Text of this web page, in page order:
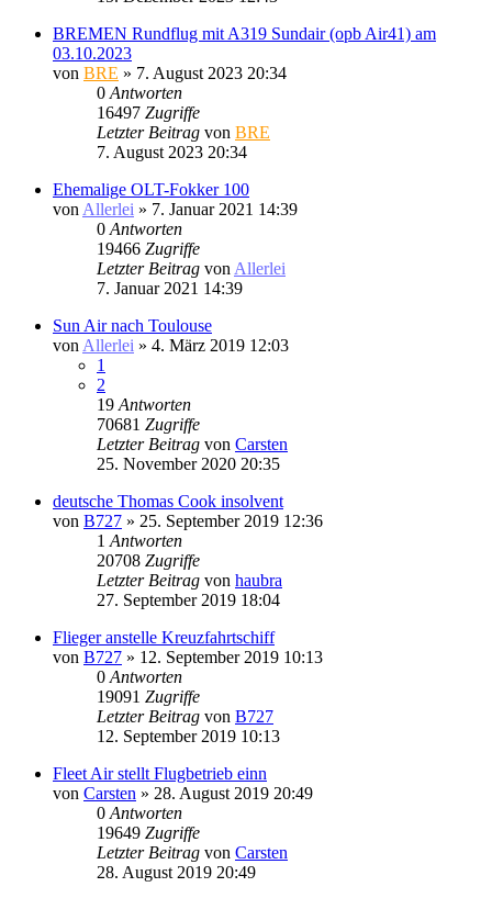
BREMEN Rundflug mit A319 Sundair (opb Air41) am
03.10.2023
von BRE » 7. August 2023 20:34
0 Antworten
16497 Zugriffe
Letzter Beitrag von BRE
7. August 2023 20:34
Ehemalige OLT-Fokker 100
von Allerlei » 7. Januar 2021 14:39
0 Antworten
19466 Zugriffe
Letzter Beitrag von Allerlei
7. Januar 2021 14:39
Sun Air nach Toulouse
von Allerlei » 4. März 2019 12:03
1
2
19 Antworten
70681 Zugriffe
Letzter Beitrag von Carsten
25. November 2020 20:35
deutsche Thomas Cook insolvent
von B727 » 25. September 2019 12:36
1 Antworten
20708 Zugriffe
Letzter Beitrag von haubra
27. September 2019 18:04
Flieger anstelle Kreuzfahrtschiff
von B727 » 12. September 2019 10:13
0 Antworten
19091 Zugriffe
Letzter Beitrag von B727
12. September 2019 10:13
Fleet Air stellt Flugbetrieb einn
von Carsten » 28. August 2019 20:49
0 Antworten
19649 Zugriffe
Letzter Beitrag von Carsten
28. August 2019 20:49